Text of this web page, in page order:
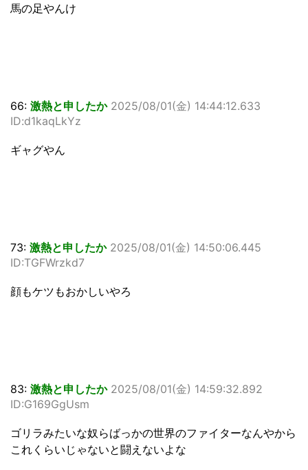
馬の足やんけ
66: 激熱と申したか 2025/08/01(金) 14:44:12.633
ID:d1kaqLkYz
ギャグやん
73: 激熱と申したか 2025/08/01(金) 14:50:06.445
ID:TGFWrzkd7
顔もケツもおかしいやろ
83: 激熱と申したか 2025/08/01(金) 14:59:32.892
ID:G169GgUsm
ゴリラみたいな奴らばっかの世界のファイターなんやから
これくらいじゃないと闘えないよな